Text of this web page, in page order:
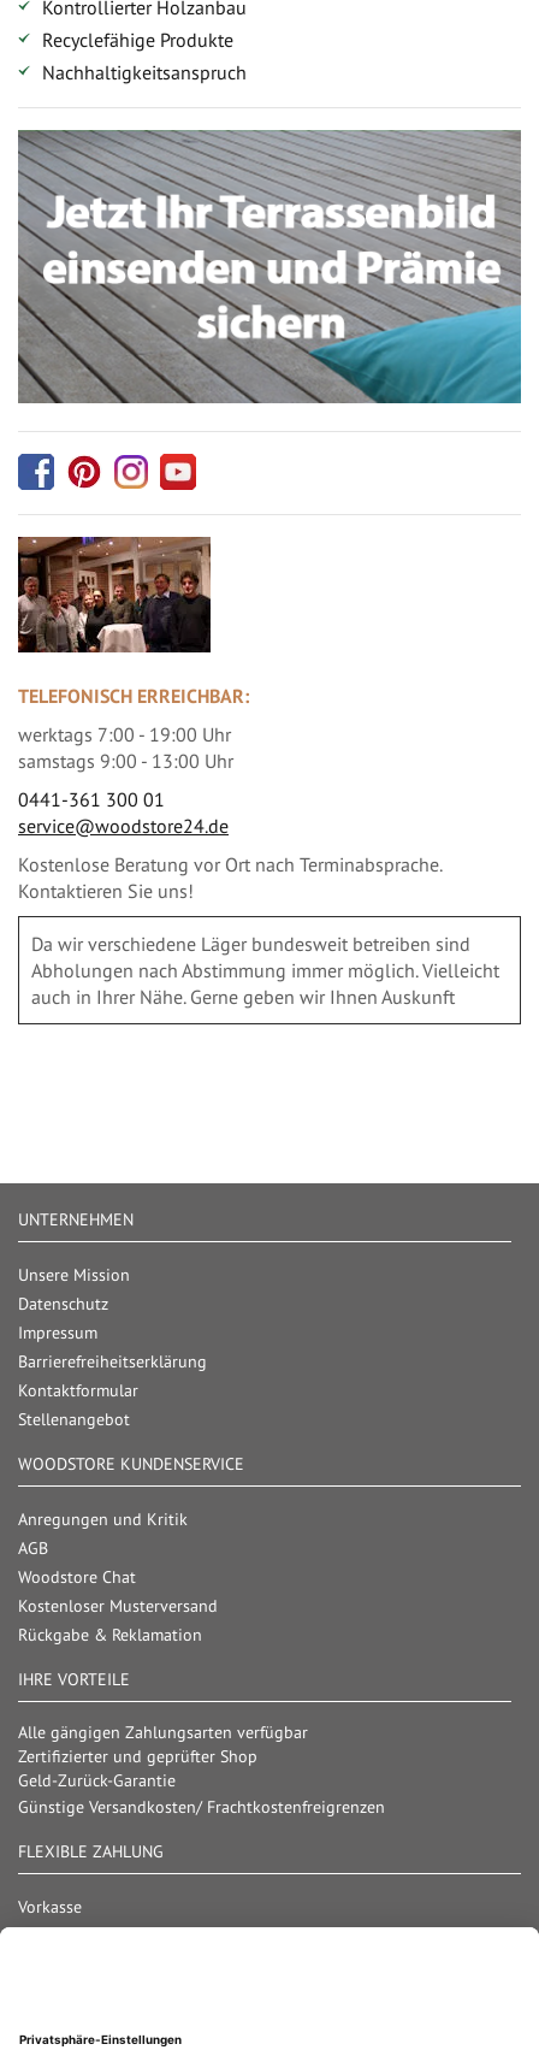
Kontrollierter Holzanbau
Recyclefähige Produkte
Nachhaltigkeitsanspruch
TELEFONISCH ERREICHBAR:
werktags 7:00 - 19:00 Uhr
samstags 9:00 - 13:00 Uhr
0441-361 300 01
service@woodstore24.de
Kostenlose Beratung vor Ort nach Terminabsprache.
Kontaktieren Sie uns!
Da wir verschiedene Läger bundesweit betreiben sind
Abholungen nach Abstimmung immer möglich. Vielleicht
auch in Ihrer Nähe. Gerne geben wir Ihnen Auskunft
UNTERNEHMEN
Unsere Mission
Datenschutz
Impressum
Barrierefreiheitserklärung
Kontaktformular
Stellenangebot
WOODSTORE KUNDENSERVICE
Anregungen und Kritik
AGB
Woodstore Chat
Kostenloser Musterversand
Rückgabe & Reklamation
IHRE VORTEILE
Alle gängigen Zahlungsarten verfügbar
Zertifizierter und geprüfter Shop
Geld-Zurück-Garantie
Günstige Versandkosten/ Frachtkostenfreigrenzen
FLEXIBLE ZAHLUNG
Vorkasse